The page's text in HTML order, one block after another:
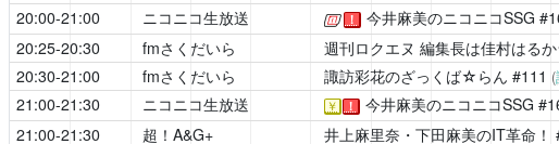
20:00-21:00 ニコニコ生放送
[公式] ！ 今井麻美のニコニコSSG
20:25-20:30 fmさくだいら 週刊ロクエヌ 編集長は佳村はる
20:30-21:00 fmさくだいら 諏訪彩花のざっくば☆らん #111 (
21:00-21:30 ニコニコ生放送 ￥ ！ 今井麻美のニコニコSSG
21:00-21:30 超！A&G+ 井上麻里奈・下田麻美のIT革命！